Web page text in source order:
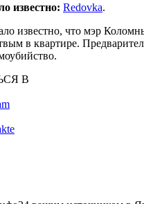
известно: Redovka.
известно, что мэр
в квартире.
В